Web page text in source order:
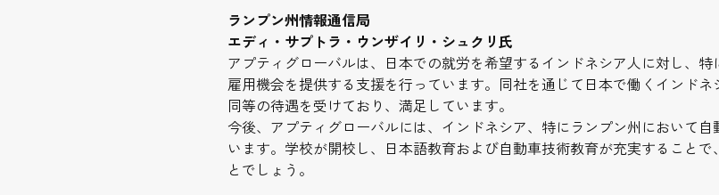
ランプン州情報通信局
エディ・サプトラ・ウンザイリ・シュクリ氏
アプティグローバルは、日本での就労を希望するインドネシア人に対し、
雇用機会を提供する支援を行っています。同社を通じて日本で働くインド
同等の待遇を受けており、満足しています。
今後、アプティグローバルには、インドネシア、特にランプン州において
います。学校が開校し、日本語教育および自動車技術教育が充実すること
とでしょう。